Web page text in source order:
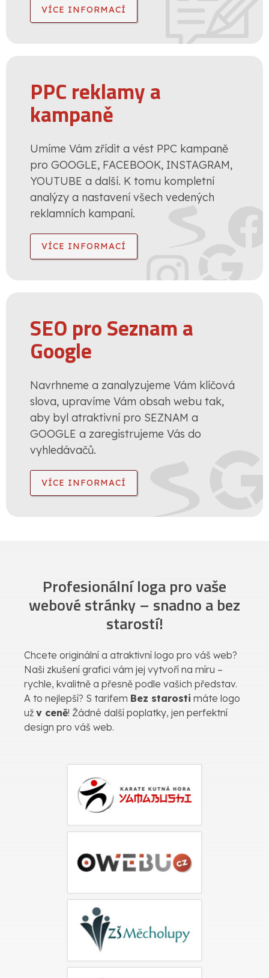
VÍCE INFORMACÍ
PPC reklamy a
kampaně
Umíme Vám zřídit a vést PPC kampaně
pro GOOGLE, FACEBOOK, INSTAGRAM,
YOUTUBE a další. K tomu kompletní
analýzy a nastavení všech vedených
reklamních kampaní.
VÍCE INFORMACÍ
SEO pro Seznam a
Google
Navrhneme a zanalyzujeme Vám klíčová
slova, upravíme Vám obsah webu tak,
aby byl atraktivní pro SEZNAM a
GOOGLE a zaregistrujeme Vás do
vyhledávačů.
VÍCE INFORMACÍ
Profesionální loga pro vaše
webové stránky – snadno a bez
starostí!
Chcete originální a atraktivní logo pro váš web?
Naši zkušení grafici vám jej vytvoří na míru –
rychle, kvalitně a přesně podle vašich představ.
A to nejlepší? S tarifem Bez starosti máte logo
už v ceně! Žádné další poplatky, jen perfektní
design pro váš web.